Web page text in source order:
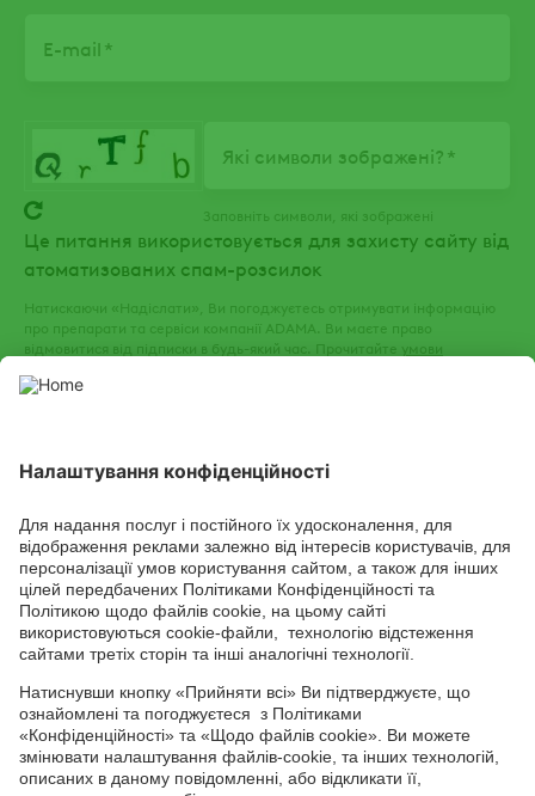
E-mail
Які символи зображені?
Заповніть символи, які зображені
Це питання використовується для захисту сайту від
атоматизованих спам-розсилок
Натискаючи «Надіслати», Ви погоджуєтесь отримувати інформацію
про препарати та сервіси компанії ADAMA. Ви маєте право
відмовитися від підписки в будь-який час. Прочитайте умови
СОЦІАЛЬНІ СЕРВІСИ
Youtube
Channel
FacebookTikTok
Головний офіс: 04050, м. Київ, вул. М. Пимоненка, 13, БЦ "Форум
Ділове Містечко", офіс 4А/41; тел.: +38 044 232 44 14; e-mail:
ukraine@adama.com
Використовуйте пестициди з обережністю. Завжди читайте